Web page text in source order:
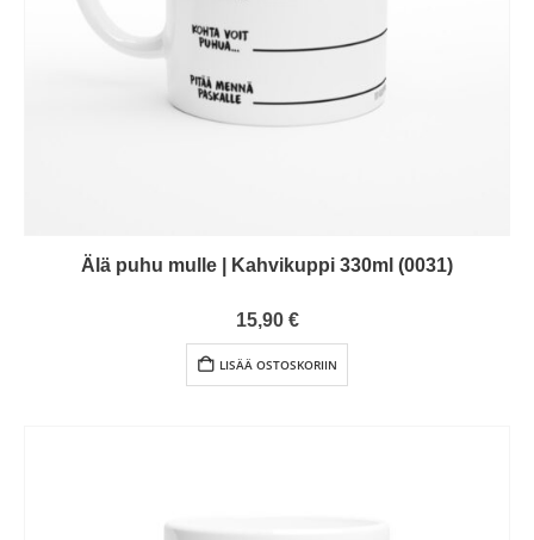
Älä puhu mulle | Kahvikuppi 330ml (0031)
0out of 5
15,90 €
LISÄÄ OSTOSKORIIN